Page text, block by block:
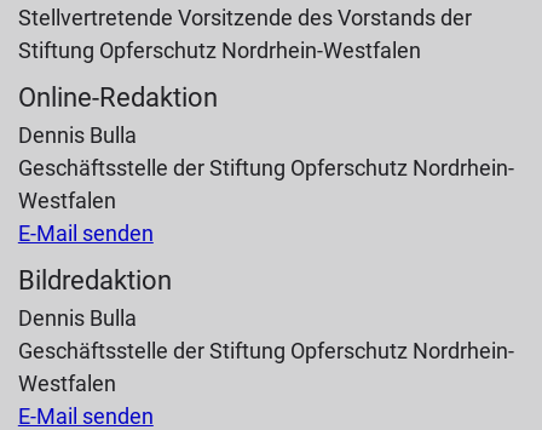
Stellvertretende Vorsitzende des Vorstands der
Stiftung Opferschutz Nordrhein-Westfalen
Online-Redaktion
Dennis Bulla
Geschäftsstelle der Stiftung Opferschutz Nordrhein-
Westfalen
E-Mail senden
Bildredaktion
Dennis Bulla
Geschäftsstelle der Stiftung Opferschutz Nordrhein-
Westfalen
E-Mail senden